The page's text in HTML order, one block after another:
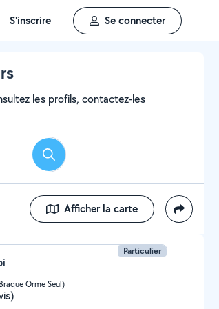
S'inscrire Se connecter
les profils, contactez-les
Rechercher
Afficher la carte
Particulier
Orme Seul)